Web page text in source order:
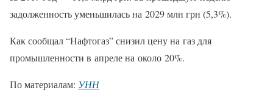
задолженность уменьшилась на 2029 млн грн (5,3%).
Как сообщал “Нафтогаз” снизил цену на газ для
промышленности в апреле на около 20%.
По материалам: УНН